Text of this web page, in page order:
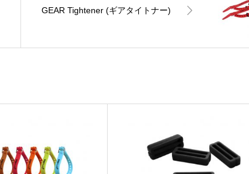
GEAR Tightener (ギアタイトナー)